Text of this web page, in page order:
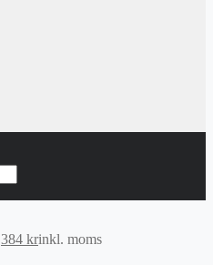
Det
384 krDet
inkl. moms